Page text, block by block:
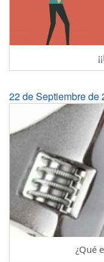
22 de Septiembre de
¿Qué